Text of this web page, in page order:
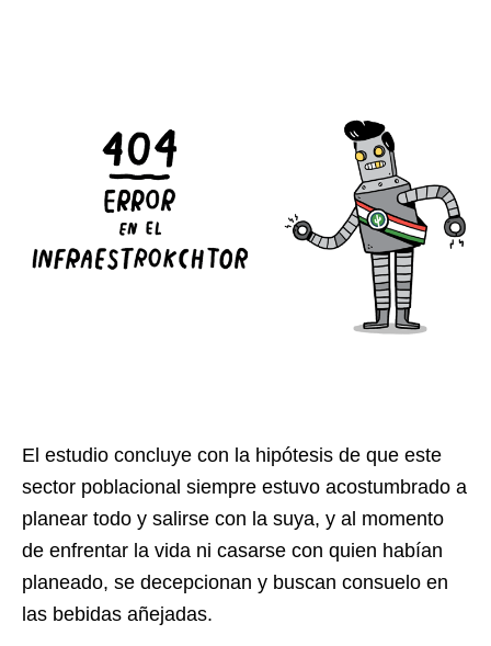
El estudio concluye con la hipótesis de que este
sector poblacional siempre estuvo acostumbrado a
planear todo y salirse con la suya, y al momento
de enfrentar la vida ni casarse con quien habían
planeado, se decepcionan y buscan consuelo en
las bebidas añejadas.